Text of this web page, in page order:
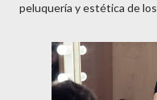
peluquería y estética de los